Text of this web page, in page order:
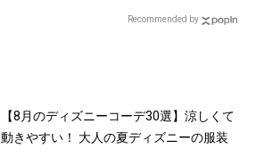
Recommended by
【8月のディズニーコーデ30選】涼しくて
動きやすい！ 大人の夏ディズニーの服装